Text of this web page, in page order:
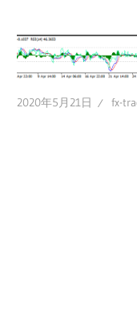
2020年5月21日 fx-